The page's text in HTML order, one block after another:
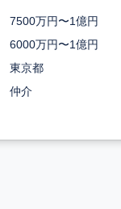
7500万円〜1億円
6000万円〜1億円
東京都
仲介